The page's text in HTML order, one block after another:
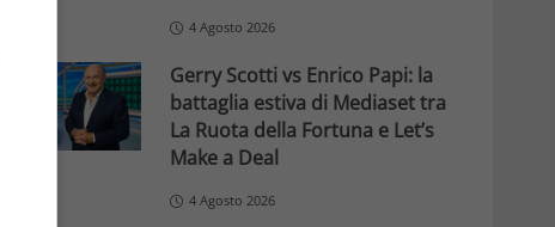
4 Agosto 2026
Gerry Scotti vs Enrico Papi: la
battaglia estiva di Mediaset tra
La Ruota della Fortuna e Let’s
Make a Deal
4 Agosto 2026